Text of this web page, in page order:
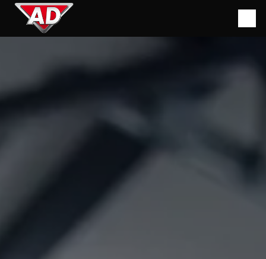
Panneau de gestion des cookies